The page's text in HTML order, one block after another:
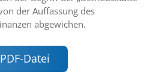
der Auffassung des
abgewichen.
Datei